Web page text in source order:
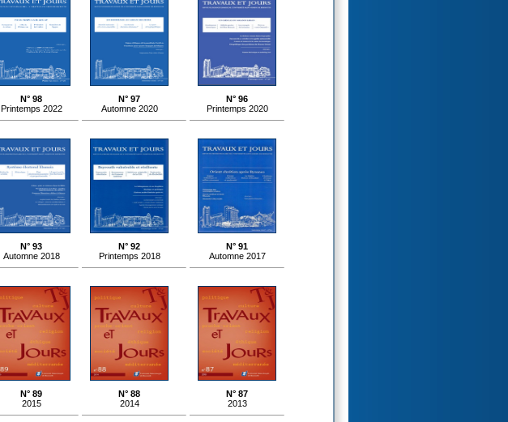
N° 98
Printemps 2022
N° 97
Automne 2020
N° 96
Printemps 2020
N° 93
Automne 2018
N° 92
Printemps 2018
N° 91
Automne 2017
N° 89
2015
N° 88
2014
N° 87
2013